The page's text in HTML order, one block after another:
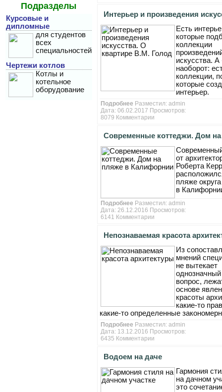
Подразделы
Курсовые и
дипломные
для студентов
всех
специальностей
Чертежи котлов
Котлы и
котельное
оборудование
Интерьер и произведения
квартире В.М. ГолодЕсть
которые
коллекции
искусства.
наоборот:
коллекции,
которые
интерьер.
Подробнее Разместил: admin
Дата: 06.02.2017 Просмотров:
8079 Комментарии
Современные коттеджи. Дом
в Калифорнии
от
Роберта
пляже
в
Подробнее Разместил: admin
Дата: 26.12.2016 Просмотров:
6141 Комментарии
Непознаваемая красота
Из
мнений
не вытекает
однозначный
вопрос,
основе
красоты
какие-то
какие-то определенные
Подробнее Разместил: admin
Дата: 13.12.2016 Просмотров:
6435 Комментарии
Водоем на даче
Гармония
на дачном
это